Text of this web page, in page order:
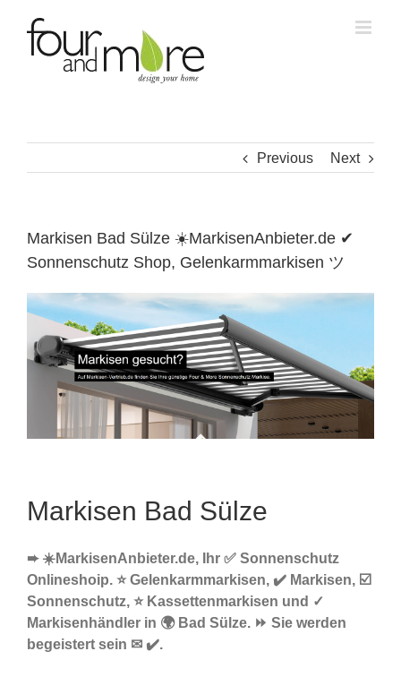
content
Previous Next
Markisen Bad Sülze ☀️MarkisenAnbieter.de ✔
Sonnenschutz Shop, Gelenkarmmarkisen ツ
Markisen Bad Sülze
➨ ☀️MarkisenAnbieter.de, Ihr ✅ Sonnenschutz
Onlineshoip. ⭐ Gelenkarmmarkisen, ✔️ Markisen, ☑️
Sonnenschutz, ⭐ Kassettenmarkisen und ✓
Markisenhändler in 🌍 Bad Sülze. ⏩ Sie werden
begeistert sein ✉ ✔️.